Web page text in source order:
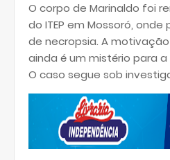
O corpo de Marinaldo foi
do ITEP em Mossoró,
de necropsia. A
ainda é um mistério para a
O caso segue sob